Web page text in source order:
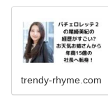
trendy-rhyme.com